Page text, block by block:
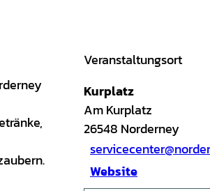
Veranstaltungsort
Kurplatz
Am Kurplatz
26548 Norderney
Website